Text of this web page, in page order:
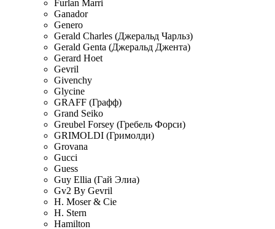
Furlan Marri
Ganador
Genero
Gerald Charles (Джеральд Чарльз)
Gerald Genta (Джеральд Джента)
Gerard Hoet
Gevril
Givenchy
Glycine
GRAFF (Графф)
Grand Seiko
Greubel Forsey (Гребель Форси)
GRIMOLDI (Гримолди)
Grovana
Gucci
Guess
Guy Ellia (Гай Элиа)
Gv2 By Gevril
H. Moser & Cie
H. Stern
Hamilton